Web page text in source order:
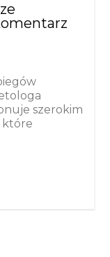
szerokim
które